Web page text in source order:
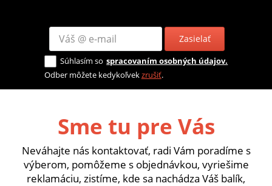
Zasielať
Súhlasím so spracovaním osobných údajov.
Odber môžete kedykoľvekzrušiť.
Sme tu pre Vás
Neváhajte nás kontaktovať, radi Vám poradíme s
výberom, pomôžeme s objednávkou, vyriešime
reklamáciu, zistíme, kde sa nachádza Váš balík,